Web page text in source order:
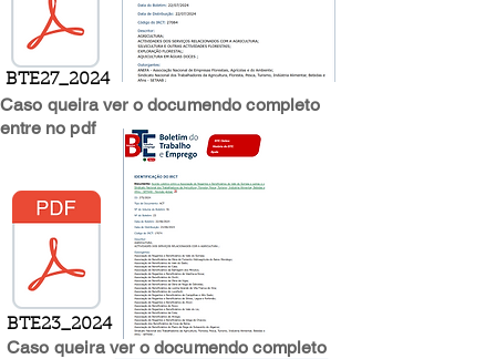
Caso queira ver o documendo completo
entre no pdf
BTE27_2024
BTE23_2024
Caso queira ver o documendo completo